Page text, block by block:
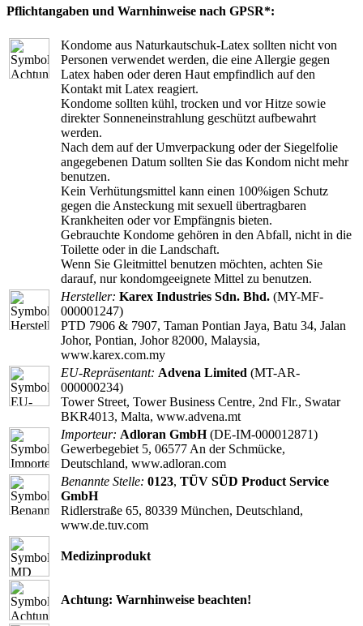
Pflichtangaben und Warnhinweise nach GPSR*:
Kondome aus Naturkautschuk-Latex sollten nicht von
Personen verwendet werden, die eine Allergie gegen
Latex haben oder deren Haut empfindlich auf den
Kontakt mit Latex reagiert.
Kondome sollten kühl, trocken und vor Hitze sowie
direkter Sonneneinstrahlung geschützt aufbewahrt
werden.
Nach dem auf der Umverpackung oder der Siegelfolie
angegebenen Datum sollten Sie das Kondom nicht mehr
benutzen.
Kein Verhütungsmittel kann einen 100%igen Schutz
gegen die Ansteckung mit sexuell übertragbaren
Krankheiten oder vor Empfängnis bieten.
Gebrauchte Kondome gehören in den Abfall, nicht in die
Toilette oder in die Landschaft.
Wenn Sie Gleitmittel benutzen möchten, achten Sie
darauf, nur kondomgeeignete Mittel zu benutzen.
Hersteller: Karex Industries Sdn. Bhd. (MY-MF-
000001247)
PTD 7906 & 7907, Taman Pontian Jaya, Batu 34, Jalan
Johor, Pontian, Johor 82000, Malaysia,
www.karex.com.my
EU-Repräsentant: Advena Limited (MT-AR-
000000234)
Tower Street, Tower Business Centre, 2nd Flr., Swatar
BKR4013, Malta, www.advena.mt
Importeur: Adloran GmbH(DE-IM-000012871)
Gewerbegebiet 5, 06577 An der Schmücke,
Deutschland, www.adloran.com
Benannte Stelle: 0123, TÜV SÜD Product Service
GmbH
Ridlerstraße 65, 80339 München, Deutschland,
www.de.tuv.com
Medizinprodukt
Achtung: Warnhinweise beachten!